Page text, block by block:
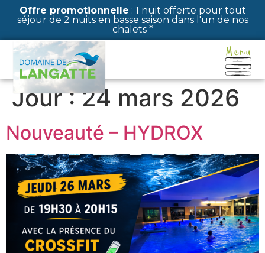
Offre promotionnelle : 1 nuit offerte pour tout
séjour de 2 nuits en basse saison dans l'un de nos
chalets *
Jour :24 mars 2026
Nouveauté – HYDROX
Panneau de gestion des cookies